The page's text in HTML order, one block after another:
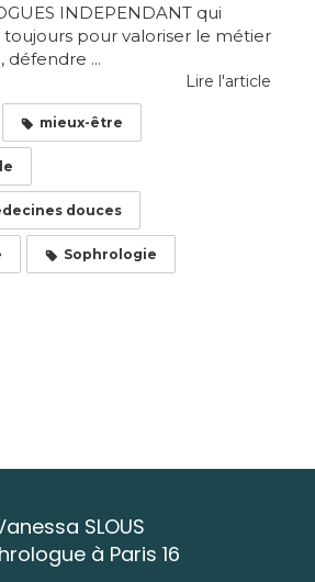
INDEPENDANT qui
pour valoriser le métier
défendre ...
Lire l'article
mieux-être
douces
Sophrologie
SLOUS
à Paris 16